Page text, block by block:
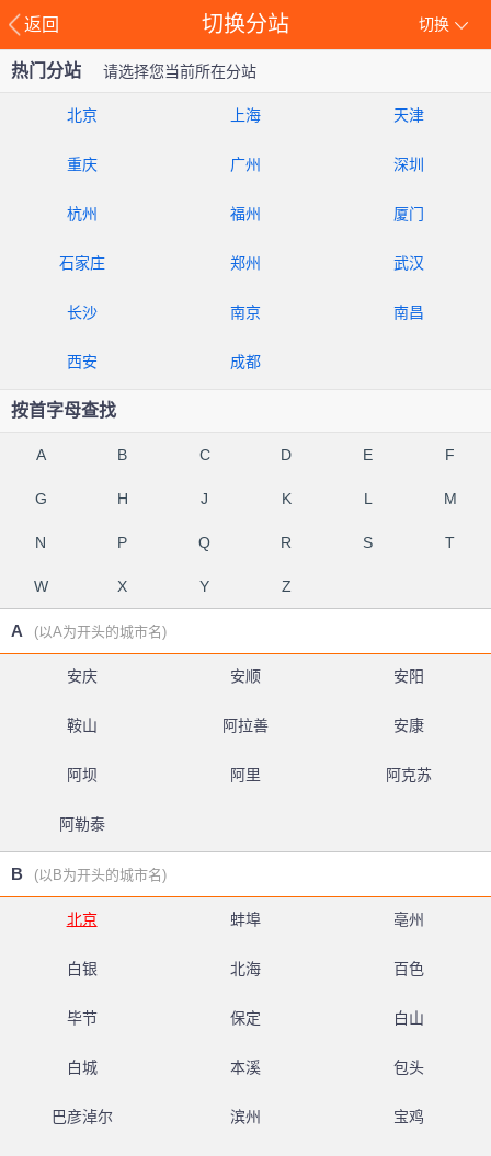
返回 切换
切换分站
热门分站 请选择您当前所在分站
北京 上海 天津
重庆 广州 深圳
杭州 福州 厦门
石家庄 郑州 武汉
长沙 南京 南昌
西安 成都
按首字母查找
A B C D E F
G H J K L M
N P Q R S T
W X Y Z
A (以A为开头的城市名)
安庆 安顺 安阳
鞍山 阿拉善 安康
阿坝 阿里 阿克苏
阿勒泰
B (以B为开头的城市名)
北京 蚌埠 亳州
白银 北海 百色
毕节 保定 白山
白城 本溪 包头
巴彦淖尔 滨州 宝鸡